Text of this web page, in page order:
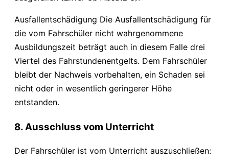
Ausfallentschädigung Die Ausfallentschädigung für
die vom Fahrschüler nicht wahrgenommene
Ausbildungszeit beträgt auch in diesem Falle drei
Viertel des Fahrstundenentgelts. Dem Fahrschüler
bleibt der Nachweis vorbehalten, ein Schaden sei
nicht oder in wesentlich geringerer Höhe
entstanden.
8. Ausschluss vom Unterricht
Der Fahrschüler ist vom Unterricht auszuschließen: